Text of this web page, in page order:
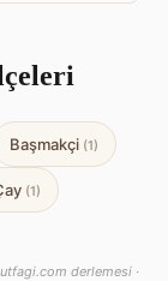
Başmakçi (1)
(1)
derlemesi ·